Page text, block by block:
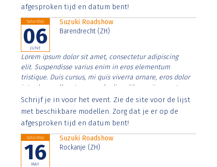
afgesproken tijd en datum bent!
Saturday
06
JUNE
Suzuki Roadshow
Barendrecht (ZH)
Lorem ipsum dolor sit amet, consectetur adipiscing
elit. Suspendisse varius enim in eros elementum
tristique. Duis cursus, mi quis viverra ornare, eros dolor
interdum nulla, ut commodo diam libero vitae erat.
Aenean faucibus nibh et justo cursus id rutrum lorem
imperdiet. Nunc ut sem vitae risus tristique posuere.
Schrijf je in voor het event. Zie de site voor de lijst
met beschikbare modellen. Zorg dat je er op de
afgesproken tijd en datum bent!
Saturday
16
MAY
Suzuki Roadshow
Rockanje (ZH)